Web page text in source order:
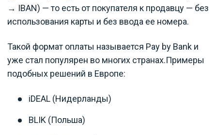
→ IBAN) — то есть от покупателя к продавцу — без
использования карты и без ввода ее номера.
Такой формат оплаты называется Pay by Bank и
уже стал популярен во многих странах.Примеры
подобных решений в Европе:
iDEAL (Нидерланды)
BLIK (Польша)